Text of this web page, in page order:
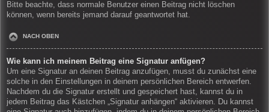
Bitte beachte, dass normale Benutzer einen Beitrag nicht löschen
können, wenn bereits jemand darauf geantwortet hat.
NACH OBEN
Wie kann ich meinem Beitrag eine Signatur anfügen?
Um eine Signatur an deinen Beitrag anzufügen, musst du zunächst eine
solche in den Einstellungen in deinem persönlichen Bereich entwerfen.
Nachdem du die Signatur erstellt und gespeichert hast, kannst du in
jedem Beitrag das Kästchen „Signatur anhängen“ aktivieren. Du kannst